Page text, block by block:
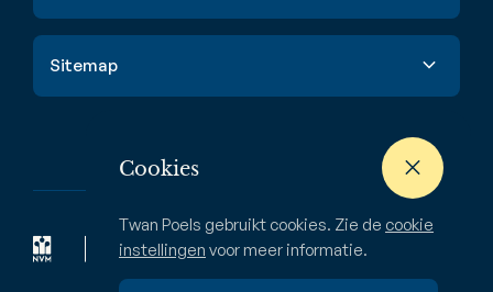
Cookies
Twan Poels gebruikt cookies. Zie de cookie
instellingen voor meer informatie.
Waardebepaling
Verhuur & huur
Zoekopdracht
Sitemap
Nieuwbouw
Bedrijven
Over ons